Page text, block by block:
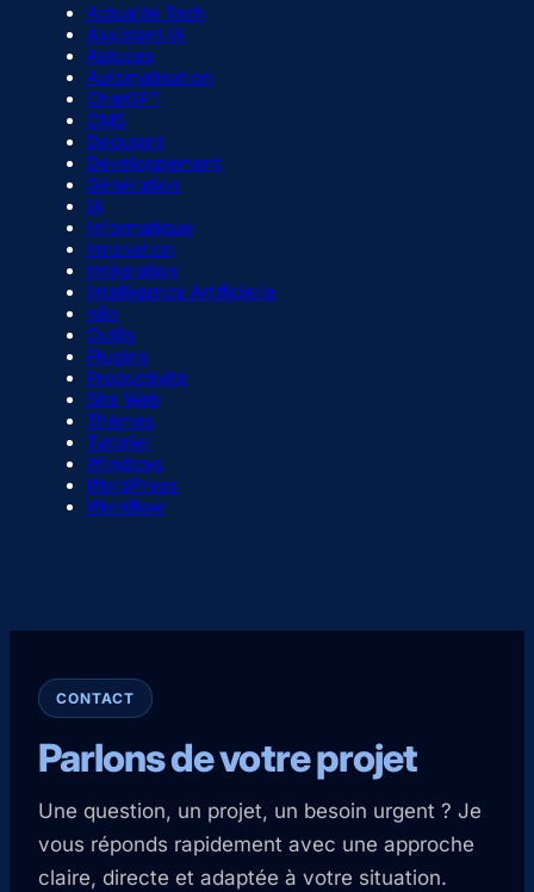
Actualité Tech
Assistant IA
Astuces
Automatisation
ChatGPT
CMS
Débutant
Développement
Génération
IA
Informatique
Innovation
Intégration
Intelligence Artificielle
n8n
Outils
Plugins
Productivité
Site Web
Thèmes
Tutoriel
Windows
WordPress
Workflow
CONTACT
Parlons de votre projet
Une question, un projet, un besoin urgent ? Je
vous réponds rapidement avec une approche
claire, directe et adaptée à votre situation.